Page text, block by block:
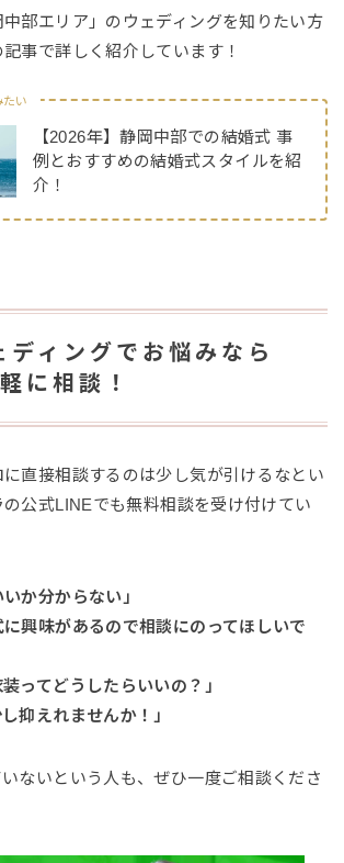
部エリア」のウェディングを知りたい方
事で詳しく紹介しています！
たい
【2026年】静岡中部での結婚式 事
例とおすすめの結婚式スタイルを紹
介！
ディングでお悩みなら
に相談！
直接相談するのは少し気が引けるなとい
公式LINEでも無料相談を受け付けてい
か分からない」
興味があるので相談にのってほしいで
ってどうしたらいいの？」
抑えれませんか！」
ないという人も、ぜひ一度ご相談くださ